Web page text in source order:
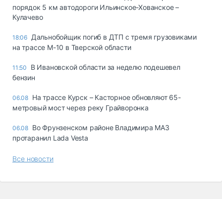
порядок 5 км автодороги Ильинское-Хованское –
Кулачево
18:06 Дальнобойщик погиб в ДТП с тремя грузовиками
на трассе М-10 в Тверской области
11:50
В Ивановской области за неделю подешевел
бензин
06.08 На трассе Курск – Касторное обновляют 65-
метровый мост через реку Грайворонка
06.08 Во Фрунзенском районе Владимира МАЗ
протаранил Lada Vesta
Все новости